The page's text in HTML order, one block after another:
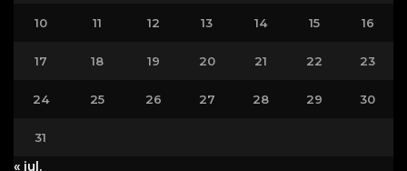
10 11 12 13 14 15 16
17 18 19 20 21 22 23
24 25 26 27 28 29 30
31
« iul.